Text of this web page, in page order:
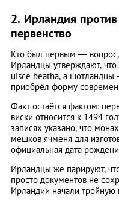
2. Ирландия
первенство
Кто был первым — вопрос,
Ирландцы утверждают,
uisce beatha, а
приобрёл форму
Факт остаётся фактом:
виски относится к 1494
записях указано, что
мешков ячменя для
официальная дата
Ирландцы же парируют,
просто документов не
Ирландии начали тройную